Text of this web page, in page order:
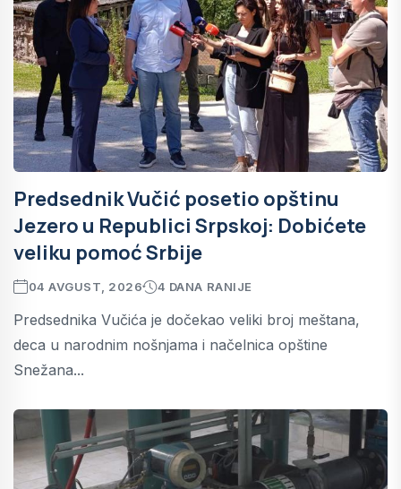
Predsednik Vučić posetio opštinu
Jezero u Republici Srpskoj: Dobićete
veliku pomoć Srbije
04 AVGUST, 2026 4 DANA RANIJE
Predsednika Vučića je dočekao veliki broj meštana,
deca u narodnim nošnjama i načelnica opštine
Snežana...